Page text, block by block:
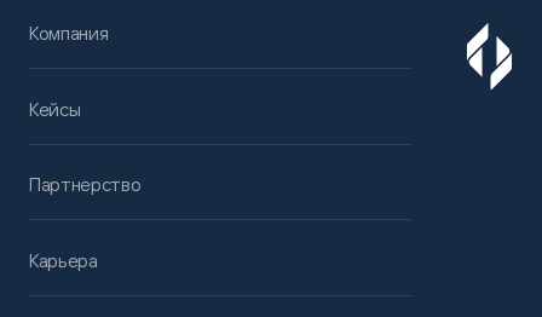
Компания
Кейсы
Партнерство
Карьера